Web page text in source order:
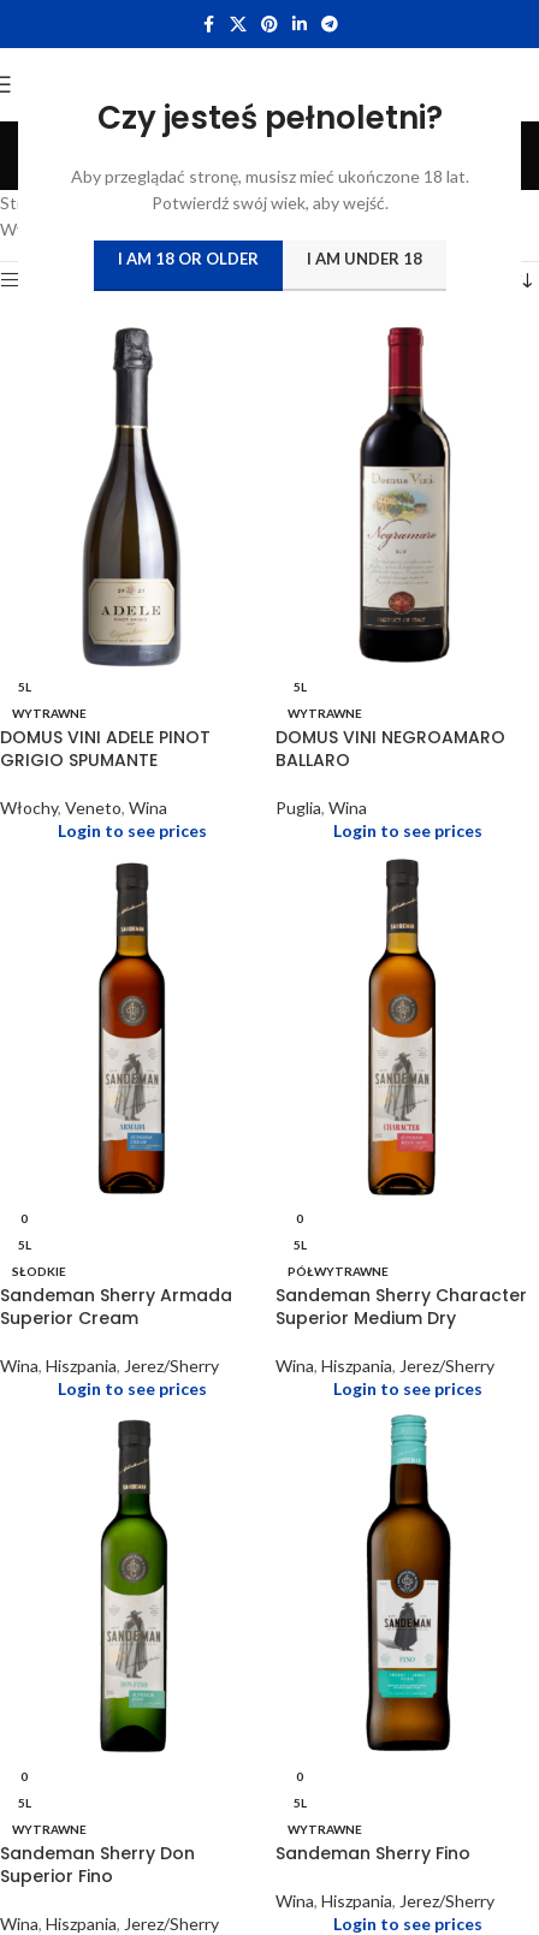
Czy jesteś pełnoletni?
Aby przeglądać stronę, musisz mieć ukończone 18 lat.
Potwierdź swój wiek, aby wejść.
I AM 18 OR OLDER I AM UNDER 18
5l
Categories
Strona główna
Atrybut produktu: Pojemność/5l
Wyświetlanie wszystkich wyników: 8
5L
WYTRAWNE
DOMUS VINI ADELE PINOT
GRIGIO SPUMANTE
Włochy, Veneto, Wina
Login to see prices
5L
WYTRAWNE
DOMUS VINI NEGROAMARO
BALLARO
Puglia, Wina
Login to see prices
0
5L
SŁODKIE
Sandeman Sherry Armada
Superior Cream
Wina, Hiszpania, Jerez/Sherry
Login to see prices
0
5L
PÓŁWYTRAWNE
Sandeman Sherry Character
Superior Medium Dry
Wina, Hiszpania, Jerez/Sherry
Login to see prices
0
5L
WYTRAWNE
Sandeman Sherry Don
Superior Fino
Wina, Hiszpania, Jerez/Sherry
0
5L
WYTRAWNE
Sandeman Sherry Fino
Wina, Hiszpania, Jerez/Sherry
Login to see prices